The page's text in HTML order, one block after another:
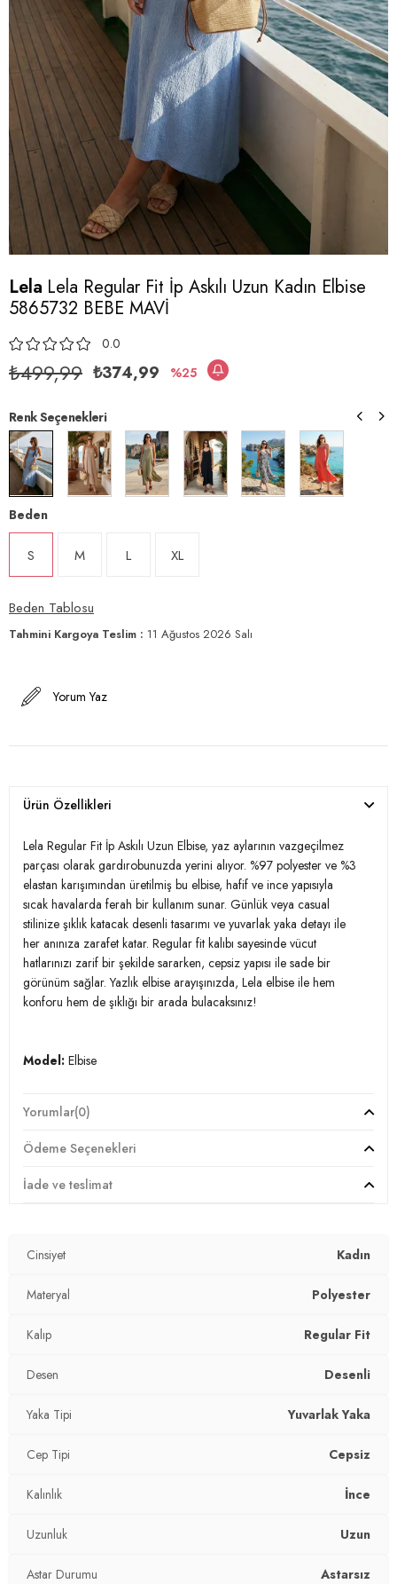
Lela Lela Regular Fit İp Askılı Uzun Kadın Elbise
5865732 BEBE MAVİ
0.0
₺499,99 ₺374,99 25
Renk Seçenekleri
Beden
S M L XL
Beden Tablosu
Tahmini Kargoya Teslim : 11 Ağustos 2026 Salı
Yorum Yaz
Ürün Özellikleri
Lela Regular Fit İp Askılı Uzun Elbise, yaz aylarının vazgeçilmez
parçası olarak gardırobunuzda yerini alıyor. %97 polyester ve %3
elastan karışımından üretilmiş bu elbise, hafif ve ince yapısıyla
sıcak havalarda ferah bir kullanım sunar. Günlük veya casual
stilinize şıklık katacak desenli tasarımı ve yuvarlak yaka detayı ile
her anınıza zarafet katar. Regular fit kalıbı sayesinde vücut
hatlarınızı zarif bir şekilde sararken, cepsiz yapısı ile sade bir
görünüm sağlar. Yazlık elbise arayışınızda, Lela elbise ile hem
konforu hem de şıklığı bir arada bulacaksınız!
Model: Elbise
Desen:
Mevsim: Yazlık
Yaka Tipi:
Cep Tipi:
Kumaş Tipi:
Astar Durumu:
Boy: Standart
Uzunluk:
Kalınlık:
Kalıp Bilgisi:
Yaş Grubu:Yetişkin
Yorumlar(0)
Ödeme Seçenekleri
İade ve teslimat
Cinsiyet Kadın
Materyal Polyester
Kalıp Regular Fit
Desen Desenli
Yaka Tipi Yuvarlak Yaka
Cep Tipi Cepsiz
Kalınlık İnce
Uzunluk Uzun
Astar Durumu Astarsız